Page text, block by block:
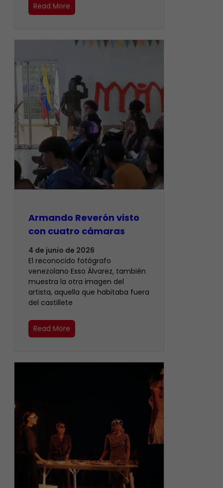
Read More
Armando Reverón visto
con cuatro cámaras
4 de junio de 2026
‎El reconocido fotógrafo
venezolano Esso Álvarez, también
muestra la otra imagen del
artista, aquella que habitaba fuera
del castillete ‎
Read More